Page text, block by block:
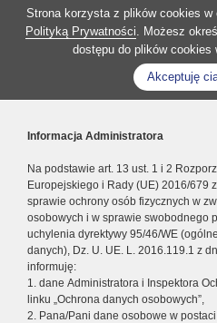
Strona korzysta z plików cookies w
Polityką Prywatności. Możesz
dostępu do plików cookies
Akceptuję
Informacja Administratora
Na podstawie art. 13 ust. 1 i 2
Europejskiego i Rady (UE) 2016/679
sprawie ochrony osób fizycznych w
osobowych i w sprawie swobodnego
uchylenia dyrektywy 95/46/WE
danych), Dz. U. UE. L. 2016.119.1 z
informuję:
1. dane Administratora i Inspektora
linku „Ochrona danych osobowych”,
2. Pana/Pani dane osobowe w